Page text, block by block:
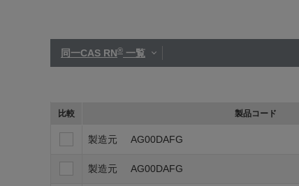
同一CAS RN® 一覧
比較 製品コード
製造元 AG00DAFG
製造元 AG00DAFG